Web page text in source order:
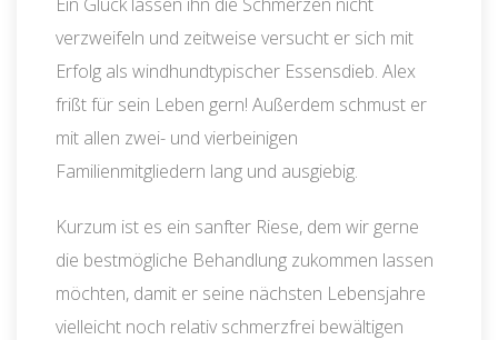
verzweifeln und zeitweise versucht er sich mit
Erfolg als windhundtypischer Essensdieb. Alex
frißt für sein Leben gern! Außerdem schmust er
mit allen zwei- und vierbeinigen
Familienmitgliedern lang und ausgiebig.
Kurzum ist es ein sanfter Riese, dem wir gerne
die bestmögliche Behandlung zukommen lassen
möchten, damit er seine nächsten Lebensjahre
vielleicht noch relativ schmerzfrei bewältigen